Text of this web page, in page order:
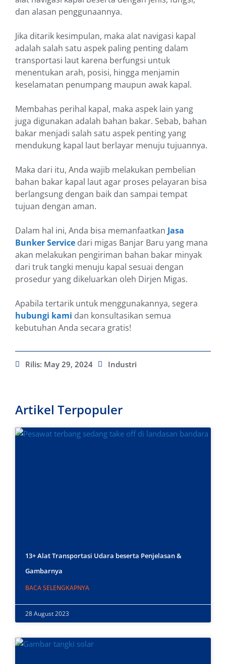
dan alasan penggunaannya.
Jika ditarik kesimpulan, maka alat navigasi kapal
adalah salah satu aspek paling penting dalam
transportasi laut karena berfungsi untuk
menentukan arah, posisi, hingga menjamin
keselamatan penumpang maupun awak kapal.
Membahas perihal kapal, maka aspek lain yang
juga digunakan adalah bahan bakar. Sebab, bahan
bakar menjadi salah satu aspek penting yang
mendukung kapal laut berlayar menuju tujuannya.
Maka dari itu, Anda wajib melakukan pembelian
bahan bakar kapal laut agar proses pelayaran bisa
berlangsung dengan baik dan sampai tempat
tujuan dengan aman.
Dalam hal ini, Anda bisa memanfaatkan Jasa
Bunker Service dari migas Banjar Baru yang mana
akan melakukan pengiriman bahan bakar minyak
dari truk tangki menuju kapal sesuai dengan
prosedur yang dikeluarkan oleh Dirjen Migas.
Apabila tertarik untuk menggunakannya, segera
hubungi kami dan konsultasikan semua
kebutuhan Anda secara gratis!
Rilis: May 29, 2024 Industri
Artikel Terpopuler
13+ Alat Transportasi Udara beserta Penjelasan &
Gambarnya
BACA SELENGKAPNYA
28 August 2023